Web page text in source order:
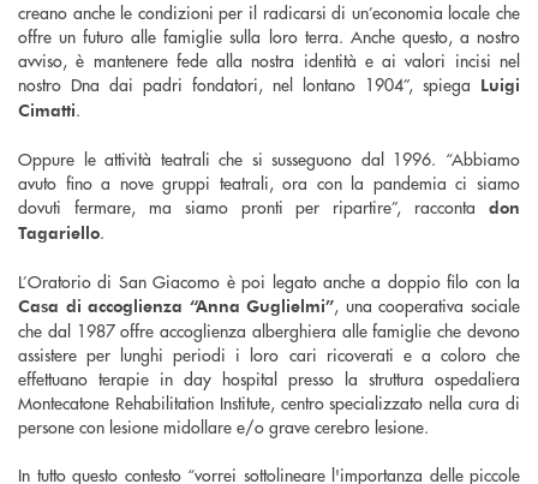
creano anche le condizioni per il radicarsi di un’economia locale che
offre un futuro alle famiglie sulla loro terra. Anche questo, a nostro
avviso, è mantenere fede alla nostra identità e ai valori incisi nel
nostro Dna dai padri fondatori, nel lontano 1904”, spiega Luigi
Cimatti.
Oppure le attività teatrali che si susseguono dal 1996. “Abbiamo
avuto fino a nove gruppi teatrali, ora con la pandemia ci siamo
dovuti fermare, ma siamo pronti per ripartire”, racconta don
Tagariello.
L’Oratorio di San Giacomo è poi legato anche a doppio filo con la
Casa di accoglienza “Anna Guglielmi”, una cooperativa sociale
che dal 1987 offre accoglienza alberghiera alle famiglie che devono
assistere per lunghi periodi i loro cari ricoverati e a coloro che
effettuano terapie in day hospital presso la struttura ospedaliera
Montecatone Rehabilitation Institute, centro specializzato nella cura di
persone con lesione midollare e/o grave cerebro lesione.
In tutto questo contesto “vorrei sottolineare l'importanza delle piccole